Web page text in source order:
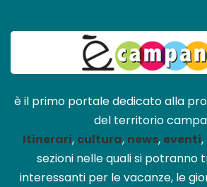
è il primo portale dedicato alla
del territorio
Itinerari, cultura, news, eventi,
sezioni nelle quali si potranno
interessanti per le vacanze, le